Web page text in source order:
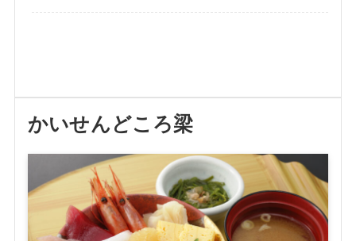
かいせんどころ梁